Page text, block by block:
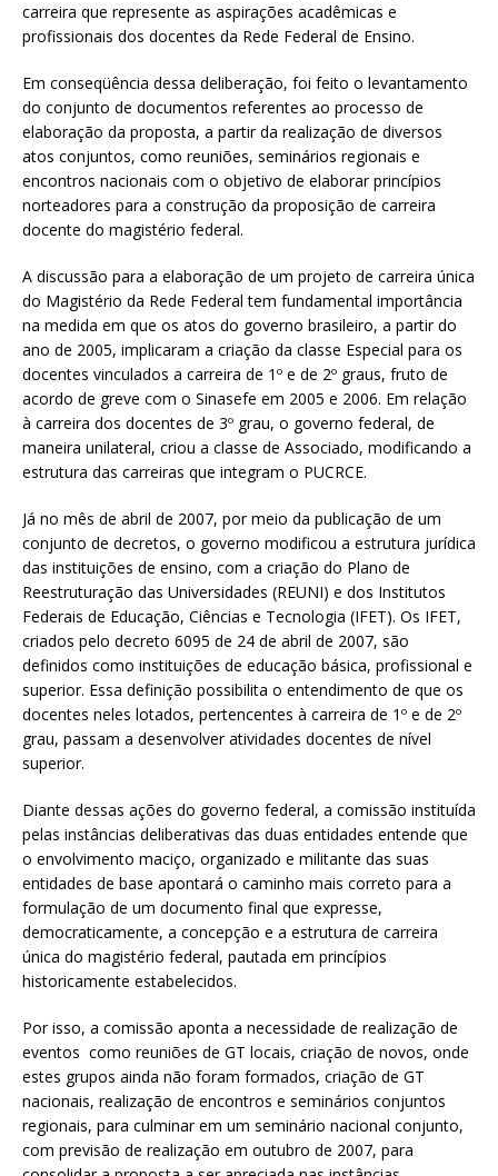
carreira que represente as aspirações acadêmicas e
profissionais dos docentes da Rede Federal de Ensino.
Em conseqüência dessa deliberação, foi feito o levantamento
do conjunto de documentos referentes ao processo de
elaboração da proposta, a partir da realização de diversos
atos conjuntos, como reuniões, seminários regionais e
encontros nacionais com o objetivo de elaborar princípios
norteadores para a construção da proposição de carreira
docente do magistério federal.
A discussão para a elaboração de um projeto de carreira única
do Magistério da Rede Federal tem fundamental importância
na medida em que os atos do governo brasileiro, a partir do
ano de 2005, implicaram a criação da classe Especial para os
docentes vinculados a carreira de 1º e de 2º graus, fruto de
acordo de greve com o Sinasefe em 2005 e 2006. Em relação
à carreira dos docentes de 3º grau, o governo federal, de
maneira unilateral, criou a classe de Associado, modificando a
estrutura das carreiras que integram o PUCRCE.
Já no mês de abril de 2007, por meio da publicação de um
conjunto de decretos, o governo modificou a estrutura jurídica
das instituições de ensino, com a criação do Plano de
Reestruturação das Universidades (REUNI) e dos Institutos
Federais de Educação, Ciências e Tecnologia (IFET). Os IFET,
criados pelo decreto 6095 de 24 de abril de 2007, são
definidos como instituições de educação básica, profissional e
superior. Essa definição possibilita o entendimento de que os
docentes neles lotados, pertencentes à carreira de 1º e de 2º
grau, passam a desenvolver atividades docentes de nível
superior.
Diante dessas ações do governo federal, a comissão instituída
pelas instâncias deliberativas das duas entidades entende que
o envolvimento maciço, organizado e militante das suas
entidades de base apontará o caminho mais correto para a
formulação de um documento final que expresse,
democraticamente, a concepção e a estrutura de carreira
única do magistério federal, pautada em princípios
historicamente estabelecidos.
Por isso, a comissão aponta a necessidade de realização de
eventos como reuniões de GT locais, criação de novos, onde
estes grupos ainda não foram formados, criação de GT
nacionais, realização de encontros e seminários conjuntos
regionais, para culminar em um seminário nacional conjunto,
com previsão de realização em outubro de 2007, para